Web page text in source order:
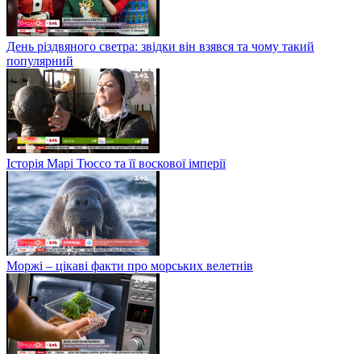
День різдвяного светра: звідки він взявся та чому такий
популярний
Історія Марі Тюссо та її воскової імперії
Моржі – цікаві факти про морських велетнів